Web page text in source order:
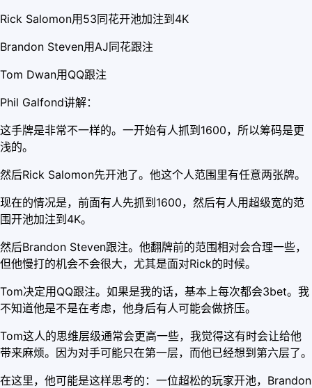
Rick Salomon用53同花开池加注到4K
Brandon Steven用AJ同花跟注
Tom Dwan用QQ跟注
Phil Galfond讲解：
这手牌是非常不一样的。一开始有人抓到1600，所以筹码是更
浅的。
然后Rick Salomon先开池了。他这个人范围里有任意两张牌。
现在的情况是，前面有人先抓到1600，然后有人用超级宽的范
围开池加注到4K。
然后Brandon Steven跟注。他翻牌前的范围相对会合理一些，
但他慢打的机会不会很大，尤其是面对Rick的时候。
Tom决定用QQ跟注。如果是我的话，基本上每次都会3bet。我
不知道他是不是在考虑，他身后有人可能会做挤压。
Tom这人的思维层级通常会更高一些，我觉得这有时会让给他
带来麻烦。因为对手可能只在第一层，而他已经想到第六层了。
在这里，他可能是这样思考的：一位超松的玩家开池，Brandon